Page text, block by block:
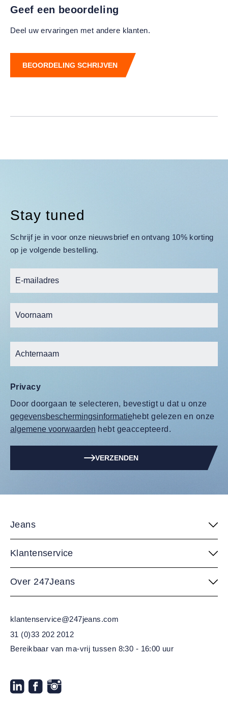
Geef een beoordeling
Deel uw ervaringen met andere klanten.
BEOORDELING SCHRIJVEN
Stay tuned
Schrijf je in voor onze nieuwsbrief en ontvang 10% korting
op je volgende bestelling.
Privacy
Door doorgaan te selecteren, bevestigt u dat u onze
gegevensbeschermingsinformatiehebt gelezen en onze
algemene voorwaarden hebt geaccepteerd.
VERZENDEN
Jeans
Klantenservice
Over 247Jeans
klantenservice@247jeans.com
31 (0)33 202 2012
Bereikbaar van ma-vrij tussen 8:30 - 16:00 uur